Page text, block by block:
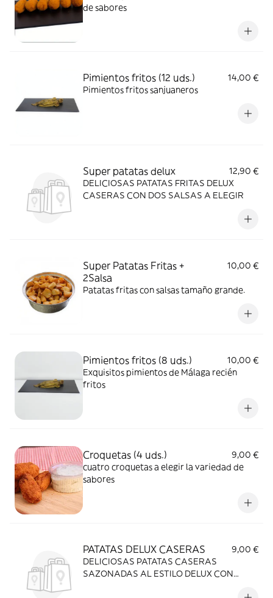
de sabores
Pimientos fritos (12 uds.)
14,00 €
Pimientos fritos sanjuaneros
Super patatas delux
12,90 €
DELICIOSAS PATATAS FRITAS DELUX
CASERAS CON DOS SALSAS A ELEGIR
Super Patatas Fritas +
2Salsa
10,00 €
Patatas fritas con salsas tamaño grande.
Pimientos fritos (8 uds.)
10,00 €
Exquisitos pimientos de Málaga recién
fritos
Croquetas (4 uds.)
9,00 €
cuatro croquetas a elegir la variedad de
sabores
PATATAS DELUX CASERAS
9,00 €
DELICIOSAS PATATAS CASERAS
SAZONADAS AL ESTILO DELUX CON